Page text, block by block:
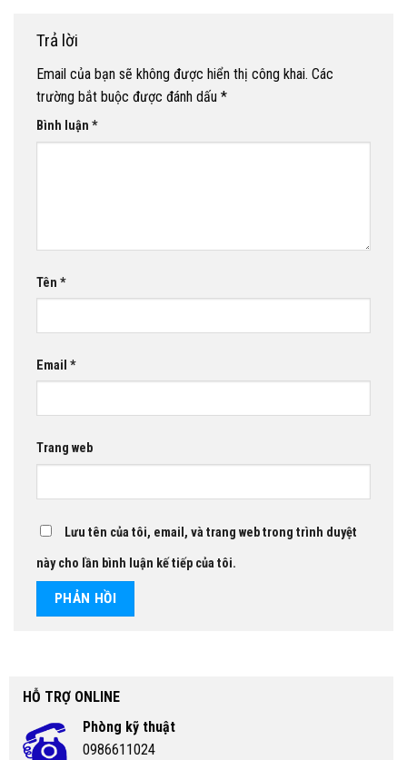
Trả lời
Email của bạn sẽ không được hiển thị công khai. Các
trường bắt buộc được đánh dấu *
Bình luận *
Tên *
Email *
Trang web
Lưu tên của tôi, email, và trang web trong trình duyệt
này cho lần bình luận kế tiếp của tôi.
HỖ TRỢ ONLINE
Phòng kỹ thuật
0986611024